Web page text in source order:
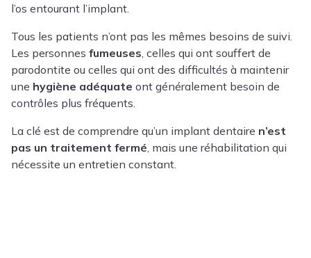
l’os entourant l’implant.
Tous les patients n’ont pas les mêmes besoins de suivi.
Les personnes fumeuses, celles qui ont souffert de
parodontite ou celles qui ont des difficultés à maintenir
une hygiène adéquate ont généralement besoin de
contrôles plus fréquents.
La clé est de comprendre qu’un implant dentaire n’est
pas un traitement fermé, mais une réhabilitation qui
nécessite un entretien constant.